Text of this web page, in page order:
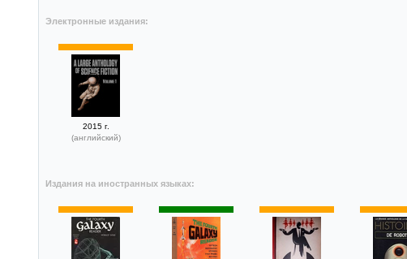
Электронные издания:
2015 г.
(английский)
Издания на иностранных языках: